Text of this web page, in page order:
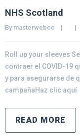
NHS Scotland
By masterwebcc | |
Roll up your sleeves
contraer el COVID-19
y para asegurarse de
campañaHaz clic aquí
READ MORE